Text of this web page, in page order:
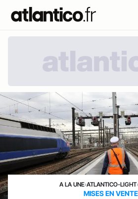
A LA UNE›ATLANTICO-LIGHT›
MISES EN VENTE